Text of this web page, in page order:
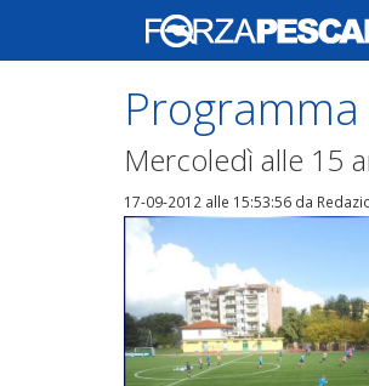
Mercoledì alle 15
17-09-2012 alle 15:53:56 da